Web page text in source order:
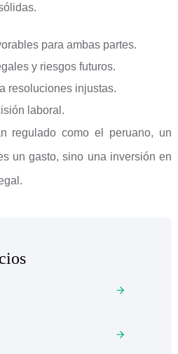
para ambas partes.
y riesgos futuros.
resoluciones injustas.
laboral.
regulado como el peruano, un
un gasto, sino una inversión en